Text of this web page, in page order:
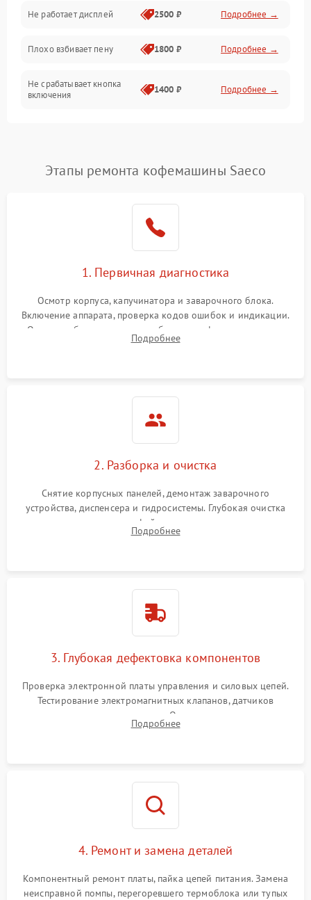
Не работает дисплей 2500 ₽ Подробнее →
Плохо взбивает пену 1800 ₽ Подробнее →
Не срабатывает кнопка
включения
1400 ₽ Подробнее →
Постоянные сбои в работе 1500 ₽ Подробнее →
Этапы ремонта кофемашины Saeco
1. Первичная диагностика
Осмотр корпуса, капучинатора и заварочного блока.
Включение аппарата, проверка кодов ошибок и индикации.
Оценка работы помпы, термоблока и кофемолки на слух.
Измерение температуры и давления воды для выявления
Подробнее
2. Разборка и очистка
Снятие корпусных панелей, демонтаж заварочного
устройства, диспенсера и гидросистемы. Глубокая очистка
внутренних узлов от кофейных масел, жмыха и накипи.
Промывка дренажных каналов и фильтров с использованием
Подробнее
3. Глубокая дефектовка компонентов
Проверка электронной платы управления и силовых цепей.
Тестирование электромагнитных клапанов, датчиков
температуры и расходомера. Оценка степени износа
жерновов кофемолки, уплотнительных колец гидросистемы
Подробнее
4. Ремонт и замена деталей
Компонентный ремонт платы, пайка цепей питания. Замена
неисправной помпы, перегоревшего термоблока или тупых